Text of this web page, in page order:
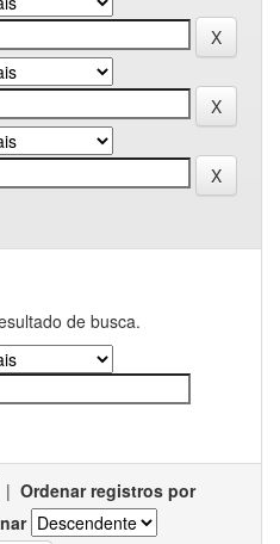
de busca.
| Ordenar registros por